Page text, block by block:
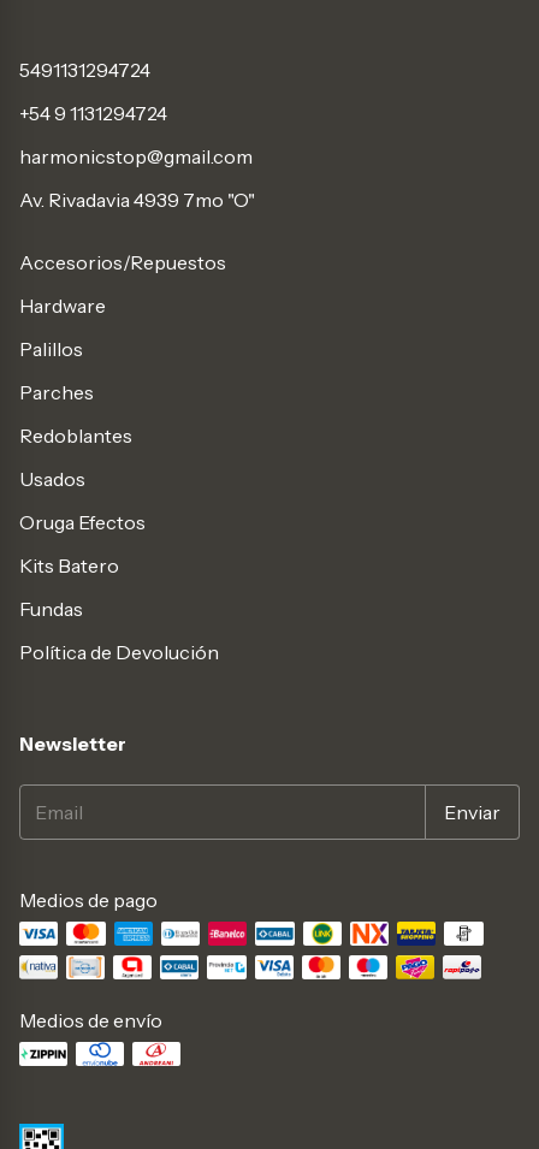
5491131294724
+54 9 1131294724
harmonicstop@gmail.com
Av. Rivadavia 4939 7mo "O"
Accesorios/Repuestos
Hardware
Palillos
Parches
Redoblantes
Usados
Oruga Efectos
Kits Batero
Fundas
Política de Devolución
Newsletter
Medios de pago
Medios de envío